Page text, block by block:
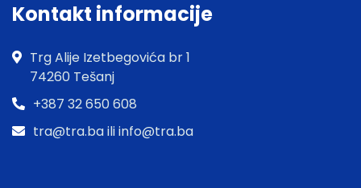
Kontakt informacije
Trg Alije Izetbegovića br 1
74260 Tešanj
+387 32 650 608
tra@tra.ba ili info@tra.ba